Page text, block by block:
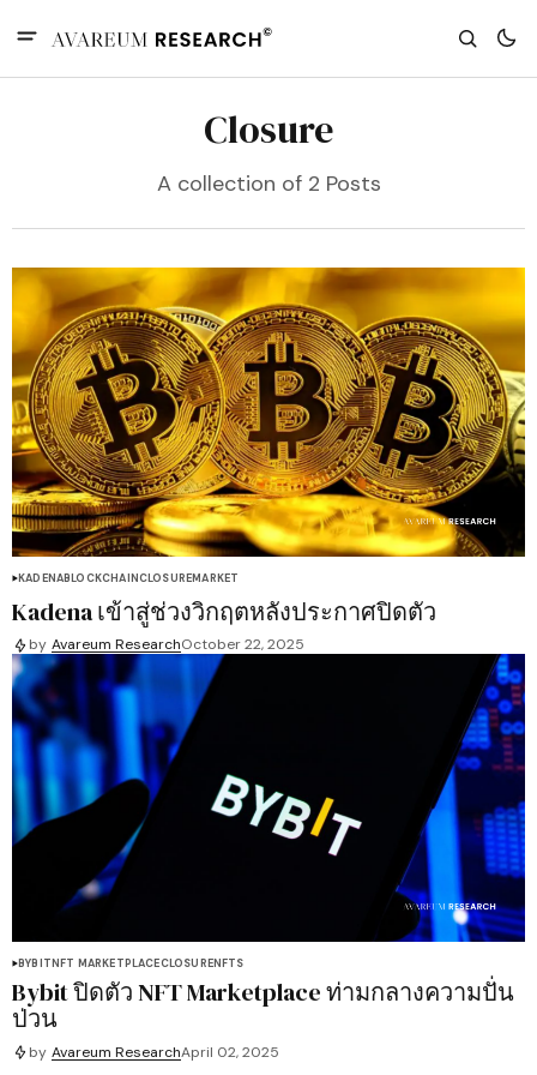
Closure
A collection of 2 Posts
KADENABLOCKCHAINCLOSUREMARKET
Kadena เข้าสู่ช่วงวิกฤตหลังประกาศปิดตัว
by Avareum ResearchOctober 22, 2025
BYBITNFT MARKETPLACECLOSURENFTS
Bybit ปิดตัว NFT Marketplace ท่ามกลางความปั่น
ป่วน
by Avareum ResearchApril 02, 2025